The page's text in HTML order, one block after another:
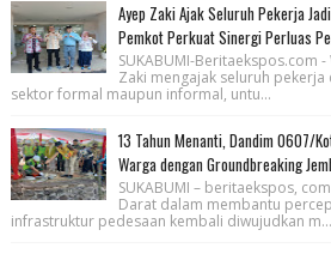
Ayep Zaki Ajak Seluruh Pekerja
Pemkot Perkuat Sinergi Perluas
SUKABUMI-Beritaekspos.com
Zaki mengajak seluruh pekerja
sektor formal maupun informal, untu...
13 Tahun Menanti, Dandim 0607/
Warga dengan Groundbreaking
SUKABUMI – beritaekspos,
Darat dalam membantu
infrastruktur pedesaan kembali diwujudkan m...